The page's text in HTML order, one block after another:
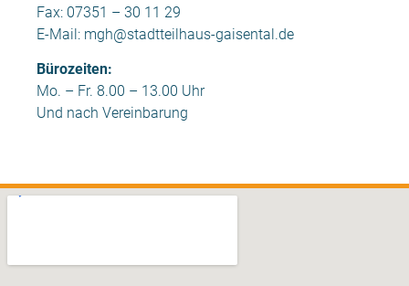
Fax: 07351 – 30 11 29
E-Mail: mgh@stadtteilhaus-gaisental.de
Bürozeiten:
Mo. – Fr. 8.00 – 13.00 Uhr
Und nach Vereinbarung